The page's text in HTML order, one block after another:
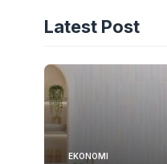
Latest Post
EKONOMI